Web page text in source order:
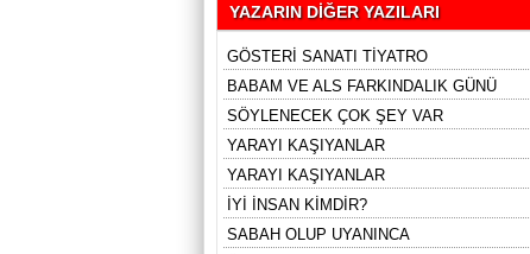
YAZARIN DİĞER YAZILARI
GÖSTERİ SANATI TİYATRO
BABAM VE ALS FARKINDALIK GÜNÜ
SÖYLENECEK ÇOK ŞEY VAR
YARAYI KAŞIYANLAR
YARAYI KAŞIYANLAR
İYİ İNSAN KİMDİR?
SABAH OLUP UYANINCA